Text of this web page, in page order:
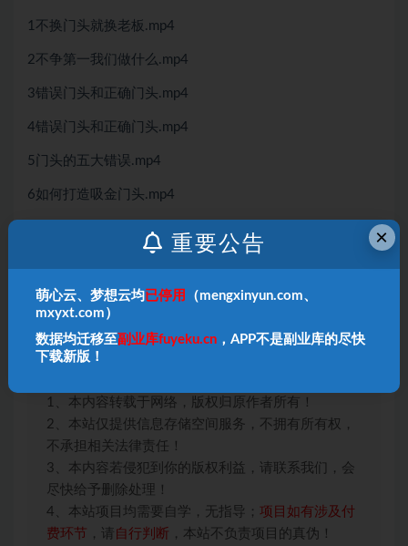
1不换门头就换老板.mp4
2不争第一我们做什么.mp4
3错误门头和正确门头.mp4
4错误门头和正确门头.mp4
5门头的五大错误.mp4
6如何打造吸金门头.mp4
9差异化才能赚大钱.mp4
10从区域旺铺到区域为王.mp4
1、本内容转载于网络，版权归原作者所有！
2、本站仅提供信息存储空间服务，不拥有所有权，
不承担相关法律责任！
3、本内容若侵犯到你的版权利益，请联系我们，会
尽快给予删除处理！
4、本站项目均需要自学，无指导； 项目如有涉及付
费环节 ，请 自行判断 ，本站不负责项目的真伪！
×
重要公告
萌心云、梦想云均 已停用
（mengxinyun.com、
mxyxt.com）
数据均迁移至副业库fuyeku.cn ，APP不是副业库的尽快
下载新版！